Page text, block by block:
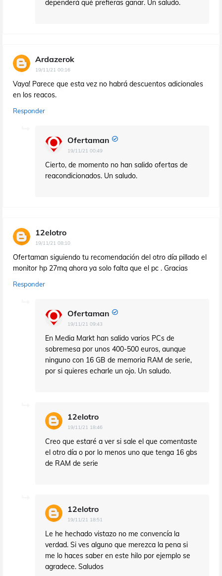
dependerá qué prefieras ganar. Un saludo.
Ardazerok
19/11/21 00:16
Vaya! Parece que esta vez no habrá descuentos adicionales
en los reacos.
Responder
Ofertaman
19/11/21 00:49
Cierto, de momento no han salido ofertas de
reacondicionados. Un saludo.
12elotro
19/11/21 08:10
Ofertaman siguiendo tu recomendación del otro día pillado el
monitor hp 27mq ahora ya solo falta que el pc . Gracias
Responder
Ofertaman
19/11/21 09:43
En Media Markt han salido varios PCs de
sobremesa por unos 400-500 euros, aunque
ninguno con 16 GB de memoria RAM de serie,
por si quieres echarle un ojo. Un saludo.
12elotro
19/11/21 18:46
Creo que estaré a ver si sale el que comentaste
el otro día o por lo menos uno que tenga 16 gbs
de RAM de serie
12elotro
19/11/21 18:51
Le he hechado vistazo no me convencía la
verdad. Si ves alguno que merezca la pena si
me lo haces saber en este hilo por ejemplo se
agradece. Saludos